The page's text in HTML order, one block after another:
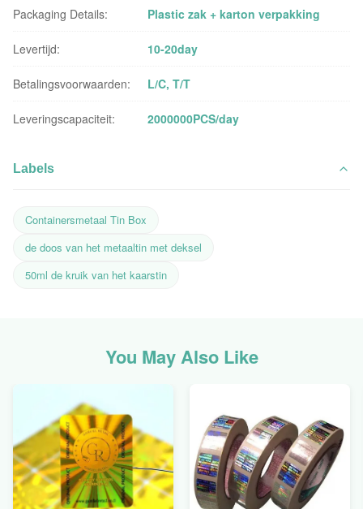
Packaging Details: Plastic zak + karton verpakking
Levertijd: 10-20day
Betalingsvoorwaarden: L/C, T/T
Leveringscapaciteit: 2000000PCS/day
Labels
Containersmetaal Tin Box
de doos van het metaaltin met deksel
50ml de kruik van het kaarstin
You May Also Like